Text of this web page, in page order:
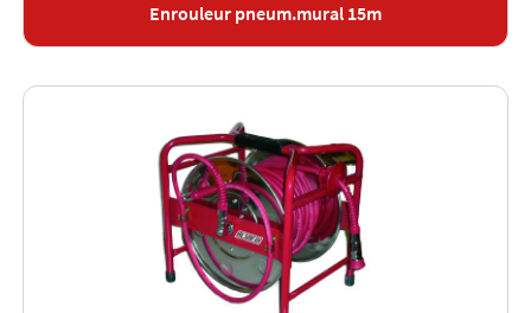
Enrouleur pneum.mural 15m